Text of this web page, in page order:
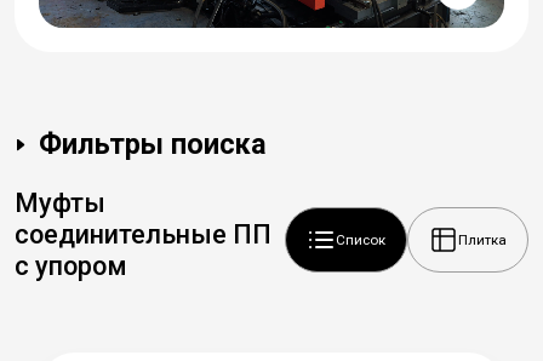
Фильтры поиска
Муфты
соединительные ПП
с упором
Список Плитка